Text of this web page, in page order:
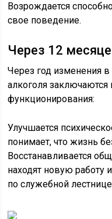
Возрождается
свое поведение.
Через 12
Через год изменения в
алкоголя
функционирования:
Улучшается
понимает, что жизнь
Восстанавливается
находят новую работу
по служебной